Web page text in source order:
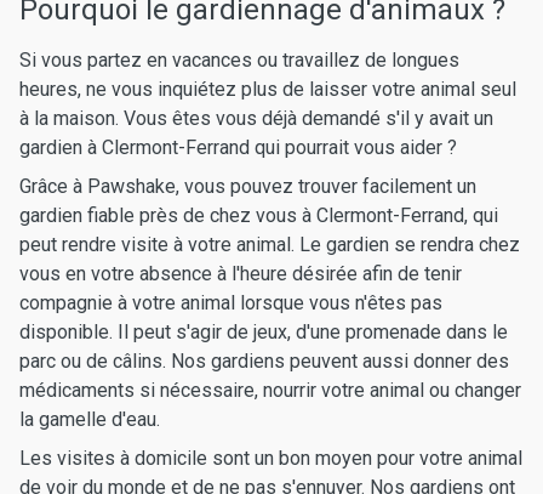
Pourquoi le gardiennage d'animaux ?
Si vous partez en vacances ou travaillez de longues
heures, ne vous inquiétez plus de laisser votre animal seul
à la maison. Vous êtes vous déjà demandé s'il y avait un
gardien à Clermont-Ferrand qui pourrait vous aider ?
Grâce à Pawshake, vous pouvez trouver facilement un
gardien fiable près de chez vous à Clermont-Ferrand, qui
peut rendre visite à votre animal. Le gardien se rendra chez
vous en votre absence à l'heure désirée afin de tenir
compagnie à votre animal lorsque vous n'êtes pas
disponible. Il peut s'agir de jeux, d'une promenade dans le
parc ou de câlins. Nos gardiens peuvent aussi donner des
médicaments si nécessaire, nourrir votre animal ou changer
la gamelle d'eau.
Les visites à domicile sont un bon moyen pour votre animal
de voir du monde et de ne pas s'ennuyer. Nos gardiens ont